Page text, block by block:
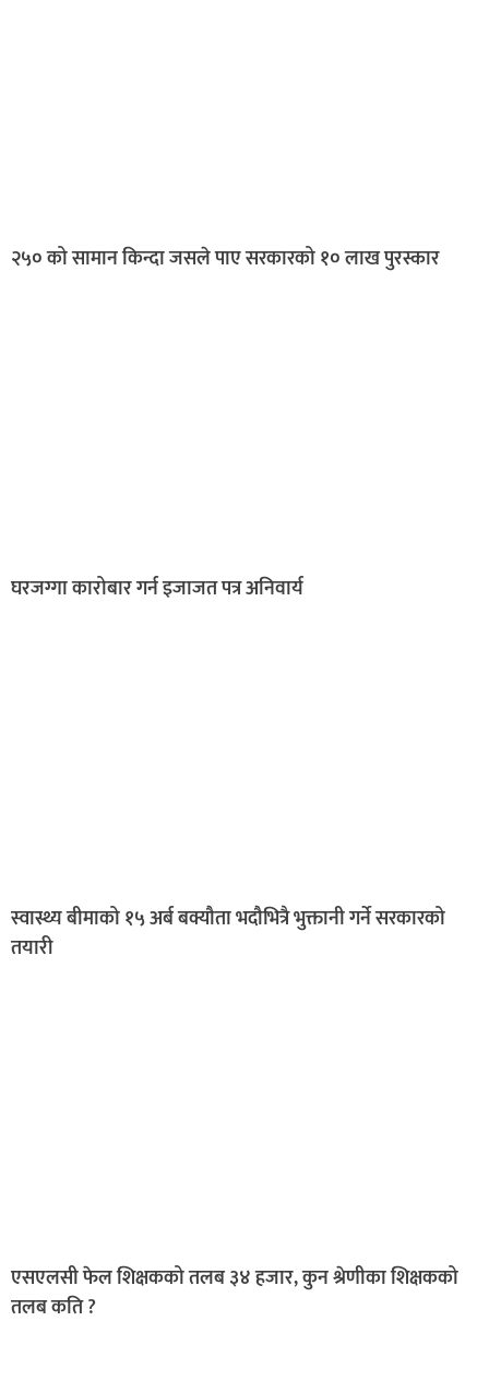
२५० को सामान किन्दा जसले पाए सरकारको १० लाख पुरस्कार
घरजग्गा कारोबार गर्न इजाजत पत्र अनिवार्य
स्वास्थ्य बीमाको १५ अर्ब बक्यौता भदौभित्रै भुक्तानी गर्ने सरकारको
तयारी
एसएलसी फेल शिक्षकको तलब ३४ हजार, कुन श्रेणीका शिक्षकको
तलब कति ?